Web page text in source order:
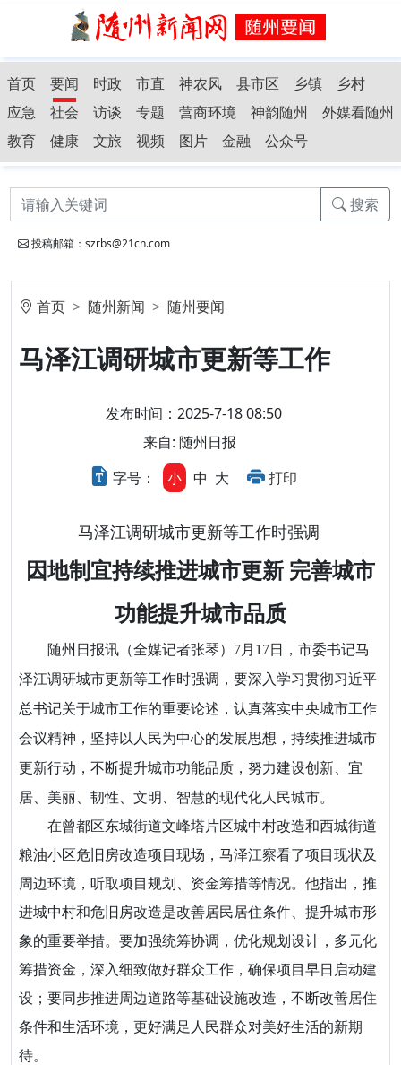
首页 要闻 时政 市直 神农风 县市区 乡镇
乡村
应急
社会 访谈 专题 营商环境 神韵随州
外媒看随州
教育
健康 文旅 视频 图片 金融 公众号
搜索
投稿邮箱：szrbs@21cn.com
首页 随州新闻 随州要闻
马泽江调研城市更新等工作
发布时间：2025-7-18 08:50
来自: 随州日报
字号：
小 中 大 打印
马泽江调研城市更新等工作时强调
因地制宜持续推进城市更新 完善城市
功能提升城市品质
随州日报讯（全媒记者张琴）7月17日，市委书记马
泽江调研城市更新等工作时强调，要深入学习贯彻习近平
总书记关于城市工作的重要论述，认真落实中央城市工作
会议精神，坚持以人民为中心的发展思想，持续推进城市
更新行动，不断提升城市功能品质，努力建设创新、宜
居、美丽、韧性、文明、智慧的现代化人民城市。
在曾都区东城街道文峰塔片区城中村改造和西城街道
粮油小区危旧房改造项目现场，马泽江察看了项目现状及
周边环境，听取项目规划、资金筹措等情况。他指出，推
进城中村和危旧房改造是改善居民居住条件、提升城市形
象的重要举措。要加强统筹协调，优化规划设计，多元化
筹措资金，深入细致做好群众工作，确保项目早日启动建
设；要同步推进周边道路等基础设施改造，不断改善居住
条件和生活环境，更好满足人民群众对美好生活的新期
待。